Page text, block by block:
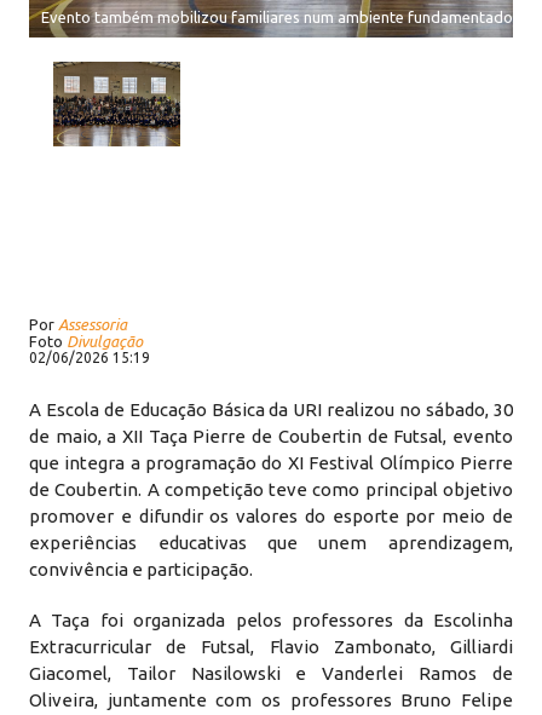
Evento também mobilizou familiares num ambiente fundamentado
Por Assessoria
Foto Divulgação
02/06/2026 15:19
A Escola de Educação Básica da URI realizou no sábado, 30
de maio, a XII Taça Pierre de Coubertin de Futsal, evento
que integra a programação do XI Festival Olímpico Pierre
de Coubertin. A competição teve como principal objetivo
promover e difundir os valores do esporte por meio de
experiências educativas que unem aprendizagem,
convivência e participação.
A Taça foi organizada pelos professores da Escolinha
Extracurricular de Futsal, Flavio Zambonato, Gilliardi
Giacomel, Tailor Nasilowski e Vanderlei Ramos de
Oliveira, juntamente com os professores Bruno Felipe